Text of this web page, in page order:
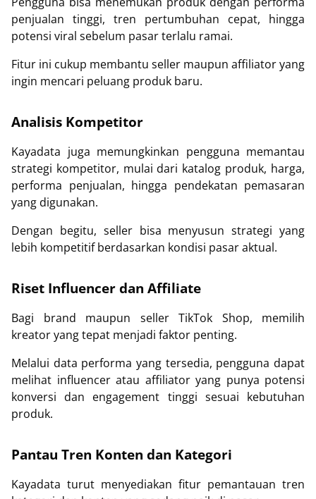
penjualan tinggi, tren pertumbuhan cepat, hingga
potensi viral sebelum pasar terlalu ramai.
Fitur ini cukup membantu seller maupun affiliator yang
ingin mencari peluang produk baru.
Analisis Kompetitor
Kayadata juga memungkinkan pengguna memantau
strategi kompetitor, mulai dari katalog produk, harga,
performa penjualan, hingga pendekatan pemasaran
yang digunakan.
Dengan begitu, seller bisa menyusun strategi yang
lebih kompetitif berdasarkan kondisi pasar aktual.
Riset Influencer dan Affiliate
Bagi brand maupun seller TikTok Shop, memilih
kreator yang tepat menjadi faktor penting.
Melalui data performa yang tersedia, pengguna dapat
melihat influencer atau affiliator yang punya potensi
konversi dan engagement tinggi sesuai kebutuhan
produk.
Pantau Tren Konten dan Kategori
Kayadata turut menyediakan fitur pemantauan tren